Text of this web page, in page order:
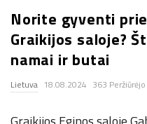
.
c
o
Norite gyventi
Graikijos saloje?
namai ir butai
Lietuva 18.08.2024 363 Peržiūrėjo